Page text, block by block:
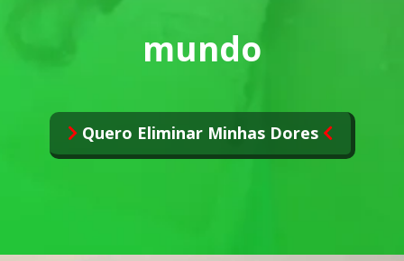
mundo
Quero Eliminar Minhas Dores